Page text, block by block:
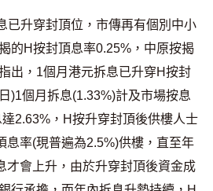
升穿封頂位，市傳再有個別中小
的H按封頂息率0.25%，中原按揭
出，1個月港元拆息已升穿H按封
)1個月拆息(1.33%)計及市場按息
2.63%，H按升穿封頂後供樓人士
息率(現普遍為2.5%)供樓，直至年
才會上升，由於升穿封頂後資金成